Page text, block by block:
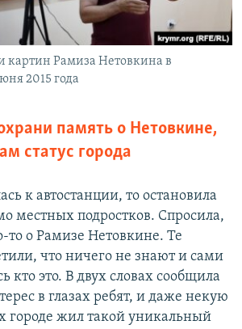
картин Рамиза Нетовкина в
2015 года
память о Нетовкине,
статус города
к автостанции, то остановила
местных подростков. Спросила,
то о Рамизе Нетовкине. Те
что ничего не знают и сами
кто это. В двух словах сообщила
в глазах ребят, и даже некую
городе жил такой уникальный